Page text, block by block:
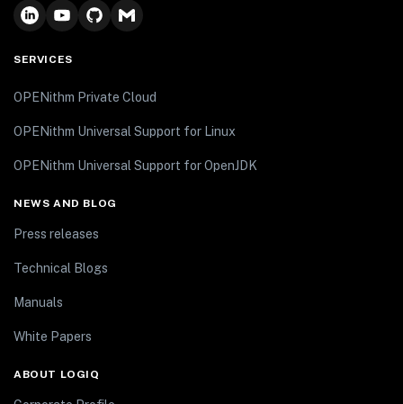
SERVICES
OPENithm Private Cloud
OPENithm Universal Support for Linux
OPENithm Universal Support for OpenJDK
NEWS AND BLOG
Press releases
Technical Blogs
Manuals
White Papers
ABOUT LOGIQ